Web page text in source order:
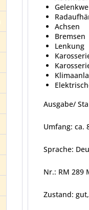
Achsen
Bremsen
Lenkung
Ausgabe/
Umfang: ca.
Sprache:
Nr.: RM 289
Zustand: